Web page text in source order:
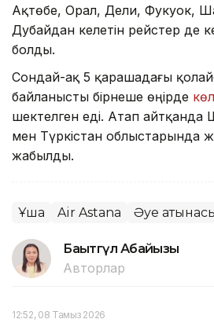
Ақтөбе, Орал, Дели, Фукуок,
Дубайдан келетін рейстер де
болды.
Сондай-ақ 5 қарашадағы
байланысты бірнеше өңірде
шектелген еді. Атап айтқанда
мен Түркістан облыстарында
жабылды.
Ұшақ Air Astana Әуе
Бақытгүл Абайқызы
Авторлар
12:52, 08 Тамыз 2026